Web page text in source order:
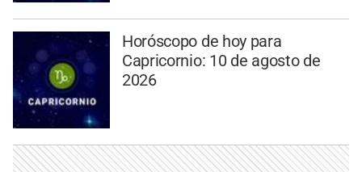
Horóscopo de hoy para
Capricornio: 10 de agosto de
2026